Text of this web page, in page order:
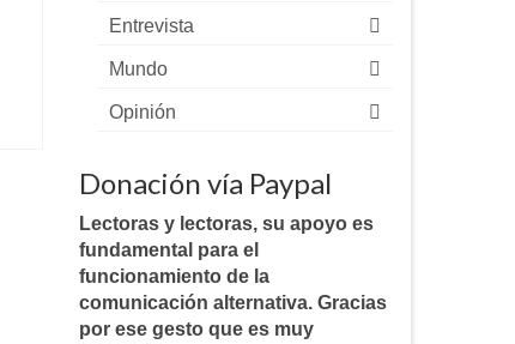
Entrevista
Mundo
Opinión
Donación vía Paypal
Lectoras y lectoras, su apoyo es
fundamental para el
funcionamiento de la
comunicación alternativa. Gracias
por ese gesto que es muy